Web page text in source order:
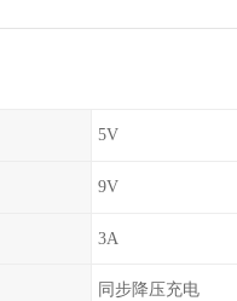
5V
9V
3A
同步降压充电